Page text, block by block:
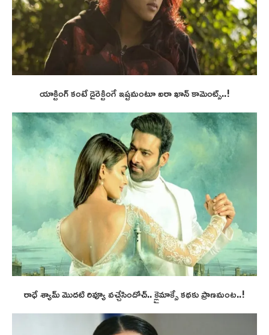
యాక్టింగ్ కంటే డైరెక్టింగే ఇష్టమంటూ ఐరా ఖాన్ కామెంట్స్..!
రాధే శ్యామ్ మొదటి రివ్యూ వచ్చేసిందోచ్.. క్లైమాక్సే కథకు ప్రాణమంట..!